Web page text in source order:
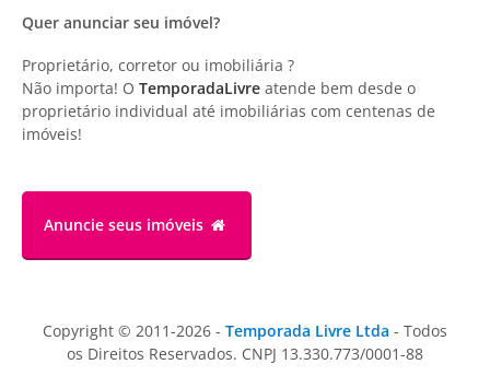
Quer anunciar seu imóvel?
Proprietário, corretor ou imobiliária ?
Não importa! O TemporadaLivre atende bem desde o
proprietário individual até imobiliárias com centenas de
imóveis!
Anuncie seus imóveis
Copyright © 2011-2026 - Temporada Livre Ltda - Todos
os Direitos Reservados. CNPJ 13.330.773/0001-88